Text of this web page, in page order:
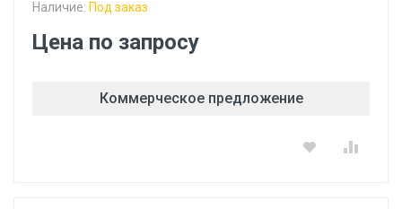
Наличие: Под заказ
Цена по запросу
Коммерческое предложение